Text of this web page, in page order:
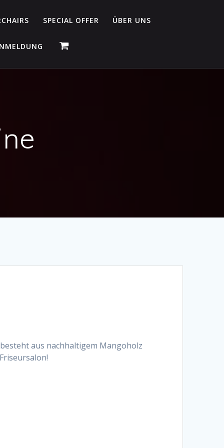
SPECIAL OFFER ÜBER UNS
aus nachhaltigem Mangoholz